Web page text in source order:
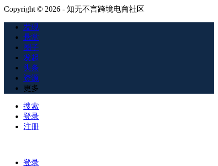
Copyright © 2026 - 知无不言跨境电商社区
发现
悬赏
圈子
发起
头条
资源
更多
搜索
登录
注册
登录